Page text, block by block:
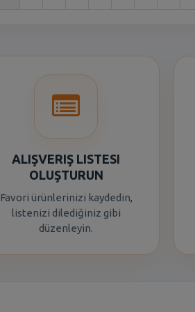
ALIŞVERIŞ LISTESI
OLUŞTURUN
Favori ürünlerinizi kaydedin,
listenizi dilediğiniz gibi
düzenleyin.